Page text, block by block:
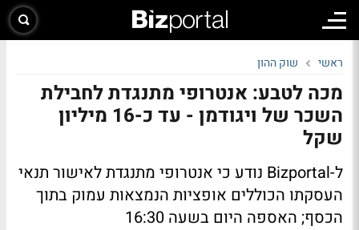
ראשי שוק ההון
מכה לטבע: אנטרופי מתנגדת לחבילת
השכר של ויגודמן - עד כ-16 מיליון
שקל
ל-Bizportal נודע כי אנטרופי מתנגדת לאישור תנאי
העסקתו הכוללים אופציות הנמצאות עמוק בתוך
הכסף; האספה היום בשעה 16:30